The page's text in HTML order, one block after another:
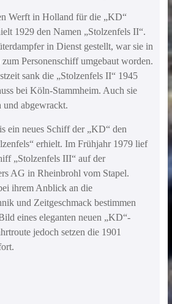
Werft in Holland für die „KD“
1929 den Namen „Stolzenfels II“.
in Dienst gestellt, war sie in
Personenschiff umgebaut worden.
sank die „Stolzenfels II“ 1945
bei Köln-Stammheim. Auch sie
und abgewrackt.
ein neues Schiff der „KD“ den
erhielt. Im Frühjahr 1979 lief
„Stolzenfels III“ auf der
AG in Rheinbrohl vom Stapel.
ihrem Anblick an die
und Zeitgeschmack bestimmen
eines eleganten neuen „KD“-
jedoch setzen die 1901